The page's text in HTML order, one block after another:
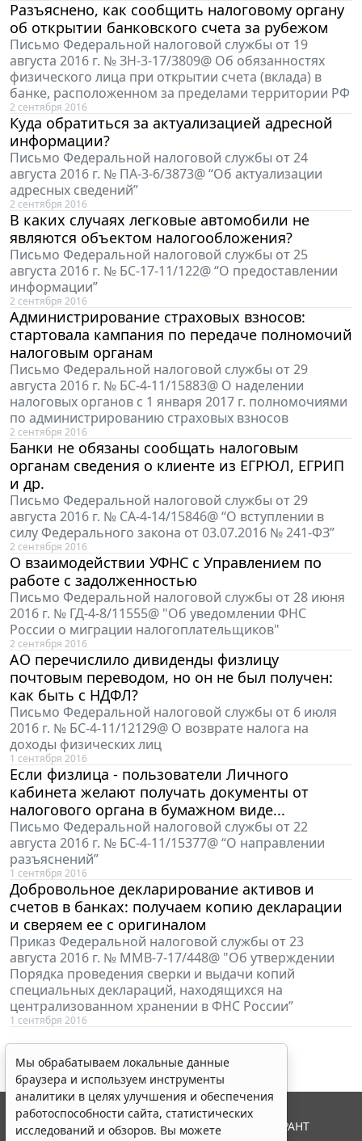
Разъяснено, как сообщить налоговому органу
об открытии банковского счета за рубежом
Письмо Федеральной налоговой службы от 19
августа 2016 г. № ЗН-3-17/3809@ Об обязанностях
физического лица при открытии счета (вклада) в
банке, расположенном за пределами территории РФ
2 сентября 2016
Куда обратиться за актуализацией адресной
информации?
Письмо Федеральной налоговой службы от 24
августа 2016 г. № ПА-3-6/3873@ “Об актуализации
адресных сведений”
2 сентября 2016
В каких случаях легковые автомобили не
являются объектом налогообложения?
Письмо Федеральной налоговой службы от 25
августа 2016 г. № БС-17-11/122@ “О предоставлении
информации”
2 сентября 2016
Администрирование страховых взносов:
стартовала кампания по передаче полномочий
налоговым органам
Письмо Федеральной налоговой службы от 29
августа 2016 г. № БС-4-11/15883@ О наделении
налоговых органов с 1 января 2017 г. полномочиями
по администрированию страховых взносов
2 сентября 2016
Банки не обязаны сообщать налоговым
органам сведения о клиенте из ЕГРЮЛ, ЕГРИП
и др.
Письмо Федеральной налоговой службы от 29
августа 2016 г. № СА-4-14/15846@ “О вступлении в
силу Федерального закона от 03.07.2016 № 241-ФЗ”
2 сентября 2016
О взаимодействии УФНС с Управлением по
работе с задолженностью
Письмо Федеральной налоговой службы от 28 июня
2016 г. № ГД-4-8/11555@ "Об уведомлении ФНС
России о миграции налогоплательщиков"
2 сентября 2016
АО перечислило дивиденды физлицу
почтовым переводом, но он не был получен:
как быть с НДФЛ?
Письмо Федеральной налоговой службы от 6 июля
2016 г. № БС-4-11/12129@ О возврате налога на
доходы физических лиц
1 сентября 2016
Если физлица - пользователи Личного
кабинета желают получать документы от
налогового органа в бумажном виде...
Письмо Федеральной налоговой службы от 22
августа 2016 г. № БС-4-11/15377@ “О направлении
разъяснений”
1 сентября 2016
Добровольное декларирование активов и
счетов в банках: получаем копию декларации
и сверяем ее с оригиналом
Приказ Федеральной налоговой службы от 23
августа 2016 г. № ММВ-7-17/448@ "Об утверждении
Порядка проведения сверки и выдачи копий
специальных деклараций, находящихся на
централизованном хранении в ФНС России”
1 сентября 2016
Мы обрабатываем локальные данные
браузера и используем инструменты
аналитики в целях улучшения и обеспечения
работоспособности сайта, статистических
исследований и обзоров. Вы можете
© ООО "НПП "ГАРАНТ-СЕРВИС", 2026. Система ГАРАНТ